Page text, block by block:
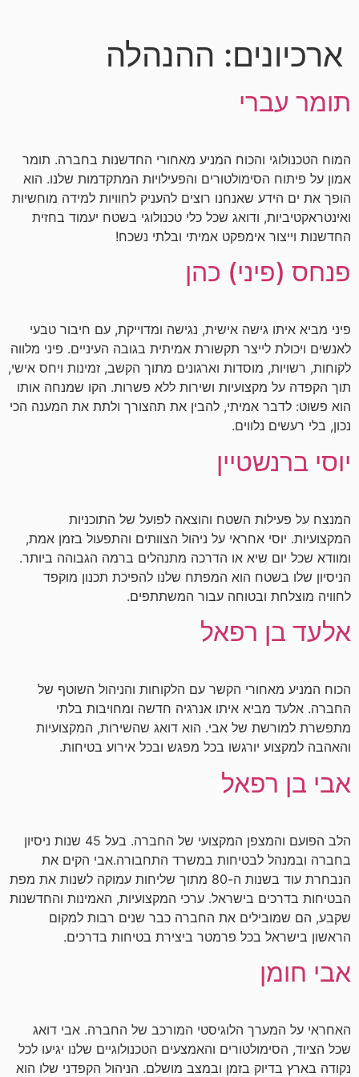
ארכיונים: ההנהלה
תומר עברי
המוח הטכנולוגי והכוח המניע מאחורי החדשנות בחברה. תומר
אמון על פיתוח הסימולטורים והפעילויות המתקדמות שלנו. הוא
הופך את ים הידע שאנחנו רוצים להעניק לחוויות למידה מוחשיות
ואינטראקטיביות, ודואג שכל כלי טכנולוגי בשטח יעמוד בחזית
החדשנות וייצור אימפקט אמיתי ובלתי נשכח!
פנחס (פיני) כהן
פיני מביא איתו גישה אישית, נגישה ומדוייקת, עם חיבור טבעי
לאנשים ויכולת לייצר תקשורת אמיתית בגובה העיניים. פיני מלווה
לקוחות, רשויות, מוסדות וארגונים מתוך הקשב, זמינות ויחס אישי,
תוך הקפדה על מקצועיות ושירות ללא פשרות. הקו שמנחה אותו
הוא פשוט: לדבר אמיתי, להבין את תהצורך ולתת את המענה הכי
נכון, בלי רעשים נלווים.
יוסי ברנשטיין
המנצח על פעילות השטח והוצאה לפועל של התוכניות
המקצועיות. יוסי אחראי על ניהול הצוותים והתפעול בזמן אמת,
ומוודא שכל יום שיא או הדרכה מתנהלים ברמה הגבוהה ביותר.
הניסיון שלו בשטח הוא המפתח שלנו להפיכת תכנון מוקפד
לחוויה מוצלחת ובטוחה עבור המשתתפים.
אלעד בן רפאל
הכוח המניע מאחורי הקשר עם הלקוחות והניהול השוטף של
החברה. אלעד מביא איתו אנרגיה חדשה ומחויבות בלתי
מתפשרת למורשת של אבי. הוא דואג שהשירות, המקצועיות
והאהבה למקצוע יורגשו בכל מפגש ובכל אירוע בטיחות.
אבי בן רפאל
הלב הפועם והמצפן המקצועי של החברה. בעל 45 שנות ניסיון
בחברה ובמנהל לבטיחות במשרד התחבורה.אבי הקים את
הנבחרת עוד בשנות ה-80 מתוך שליחות עמוקה לשנות את מפת
הבטיחות בדרכים בישראל. ערכי המקצועיות, האמינות והחדשנות
שקבע, הם שמובילים את החברה כבר שנים רבות למקום
הראשון בישראל בכל פרמטר ביצירת בטיחות בדרכים.
אבי חומן
האחראי על המערך הלוגיסטי המורכב של החברה. אבי דואג
שכל הציוד, הסימולטורים והאמצעים הטכנולוגיים שלנו יגיעו לכל
נקודה בארץ בדיוק בזמן ובמצב מושלם. הניהול הקפדני שלו הוא